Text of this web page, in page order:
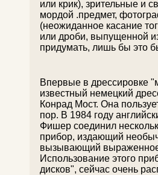
или крик), зрительные и
мордой .предмет,
(неожиданное касание
или дроби, выпущенной
придумать, лишь бы это
Впервые в дрессировке
известный немецкий
Конрад Мост. Она
пор. В 1984 году
Фишер соединил
прибор, издающий
вызывающий
Использование этого
дисков", сейчас очень